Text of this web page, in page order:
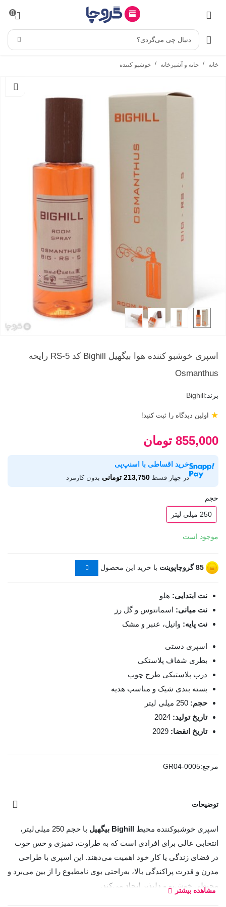
0
دنبال چی می‌گردی؟
خانه / خانه و آشپزخانه / خوشبو کننده
اسپری خوشبو کننده هوا بیگهیل Bighill کد RS-5 رایحه
Osmanthus
برند:Bighill
اولین دیدگاه را ثبت کنید! ★
855,000 تومان
خرید اقساطی با اسنپ‌پی
در چهار قسط 213,750 تومانی بدون کارمزد
حجم
250 میلی لیتر
موجود است
85گروچاپوینت با خرید این محصول
نت ابتدایی: هلو
نت میانی: اسمانتوس و گل رز
نت پایه: وانیل، عنبر و مشک
اسپری دستی
بطری شفاف پلاستکی
درب پلاستیکی طرح چوب
بسته بندی شیک و مناسب هدیه
حجم: 250 میلی لیتر
تاریخ تولید: 2024
تاریخ انقضا: 2029
مرجع:GR04-0005
توضیحات
اسپری خوشبوکننده محیط Bighill بیگهیل
با حجم 250 میلی‌لیتر،
انتخابی عالی برای افرادی است که به طراوت، تمیزی و حس خوب
در فضای زندگی یا کار خود اهمیت می‌دهند. این اسپری با طراحی
مدرن و قدرت پراکندگی بالا، به‌راحتی بوی نامطبوع را از بین می‌برد و
محیطی خوش‌بو و دلپذیر ایجاد می‌کند.
مشاهده بیشتر